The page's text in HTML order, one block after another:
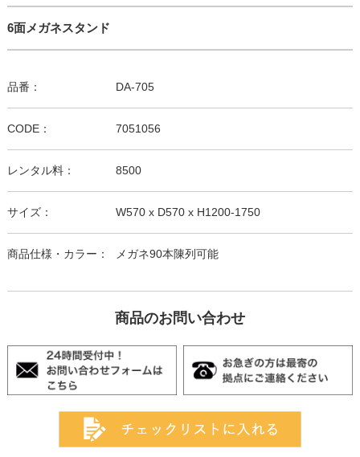
6面メガネスタンド
品番： DA-705
CODE： 7051056
レンタル料： 8500
サイズ： W570 x D570 x H1200-1750
商品仕様・カラー： メガネ90本陳列可能
商品のお問い合わせ